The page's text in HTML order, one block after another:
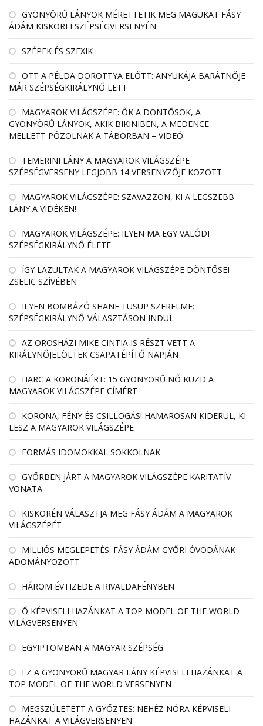
GYÖNYÖRŰ LÁNYOK MÉRETTETIK MEG MAGUKAT FÁSY
ÁDÁM KISKÖREI SZÉPSÉGVERSENYÉN
SZÉPEK ÉS SZEXIK
OTT A PÉLDA DOROTTYA ELŐTT: ANYUKÁJA BARÁTNŐJE
MÁR SZÉPSÉGKIRÁLYNŐ LETT
MAGYAROK VILÁGSZÉPE: ŐK A DÖNTŐSÖK, A
GYÖNYÖRŰ LÁNYOK, AKIK BIKINIBEN, A MEDENCE
MELLETT PÓZOLNAK A TÁBORBAN – VIDEÓ
TEMERINI LÁNY A MAGYAROK VILÁGSZÉPE
SZÉPSÉGVERSENY LEGJOBB 14 VERSENYZŐJE KÖZÖTT
MAGYAROK VILÁGSZÉPE: SZAVAZZON, KI A LEGSZEBB
LÁNY A VIDÉKEN!
MAGYAROK VILÁGSZÉPE: ILYEN MA EGY VALÓDI
SZÉPSÉGKIRÁLYNŐ ÉLETE
ÍGY LAZULTAK A MAGYAROK VILÁGSZÉPE DÖNTŐSEI
ZSELIC SZÍVÉBEN
ILYEN BOMBÁZÓ SHANE TUSUP SZERELME:
SZÉPSÉGKIRÁLYNŐ-VÁLASZTÁSON INDUL
AZ OROSHÁZI MIKE CINTIA IS RÉSZT VETT A
KIRÁLYNŐJELÖLTEK CSAPATÉPÍTŐ NAPJÁN
HARC A KORONÁÉRT: 15 GYÖNYÖRŰ NŐ KÜZD A
MAGYAROK VILÁGSZÉPE CÍMÉRT
KORONA, FÉNY ÉS CSILLOGÁS! HAMAROSAN KIDERÜL, KI
LESZ A MAGYAROK VILÁGSZÉPE
FORMÁS IDOMOKKAL SOKKOLNAK
GYŐRBEN JÁRT A MAGYAROK VILÁGSZÉPE KARITATÍV
VONATA
KISKÖRÉN VÁLASZTJA MEG FÁSY ÁDÁM A MAGYAROK
VILÁGSZÉPÉT
MILLIÓS MEGLEPETÉS: FÁSY ÁDÁM GYŐRI ÓVODÁNAK
ADOMÁNYOZOTT
HÁROM ÉVTIZEDE A RIVALDAFÉNYBEN
Ő KÉPVISELI HAZÁNKAT A TOP MODEL OF THE WORLD
VILÁGVERSENYEN
EGYIPTOMBAN A MAGYAR SZÉPSÉG
EZ A GYÖNYÖRŰ MAGYAR LÁNY KÉPVISELI HAZÁNKAT A
TOP MODEL OF THE WORLD VERSENYEN
MEGSZÜLETETT A GYŐZTES: NEHÉZ NÓRA KÉPVISELI
HAZÁNKAT A VILÁGVERSENYEN